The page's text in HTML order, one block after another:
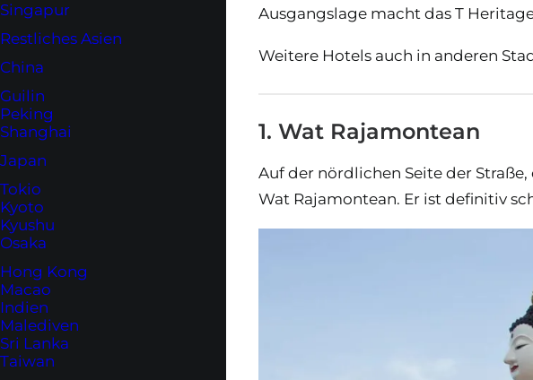
Singapur
Restliches Asien
China
Guilin
Peking
Shanghai
Japan
Tokio
Kyoto
Kyushu
Osaka
Hong Kong
Macao
Indien
Malediven
Sri Lanka
Taiwan
Ausgangslage macht das T
Weitere Hotels auch in anderen
1. Wat Rajamontean
Auf der nördlichen Seite der
Wat Rajamontean. Er ist definitiv